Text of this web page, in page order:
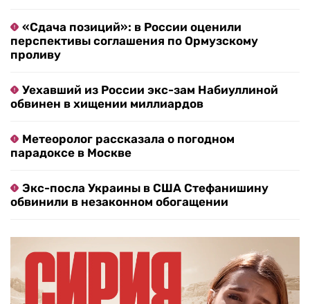
«Сдача позиций»: в России оценили
перспективы соглашения по Ормузскому
проливу
Уехавший из России экс-зам Набиуллиной
обвинен в хищении миллиардов
Метеоролог рассказала о погодном
парадоксе в Москве
Экс-посла Украины в США Стефанишину
обвинили в незаконном обогащении